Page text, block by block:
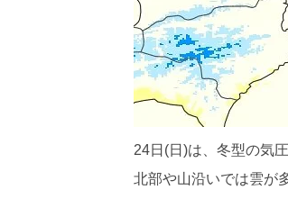
24日(日)は、冬型の気
北部や山沿いでは雲が